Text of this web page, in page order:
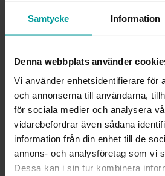
Samtycke Information
Denna webbplats använder
Vi använder enhetsidentifierare för
och annonserna till användarna,
för sociala medier och analysera
vidarebefordrar även sådana
information från din enhet till de
annons- och analysföretag som vi
Dessa kan i sin tur kombinera
INFO
DIAMETER CA (MM)
11x7
HÖJD CA (MM)
7,0
VARUMÄRKE
Liknande